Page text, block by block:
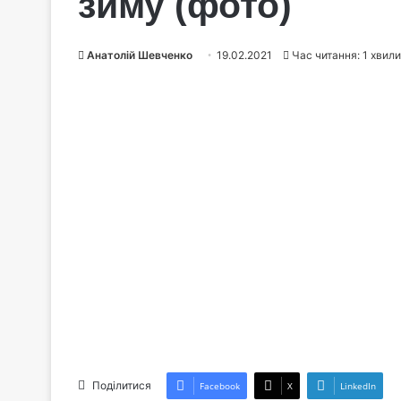
Анатолій Шевченко 19.02.2021 Час читання: 1
Поділитися Facebook X LinkedIn